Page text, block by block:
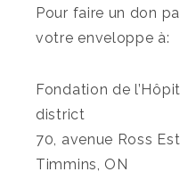
Pour faire un don
votre enveloppe à:
Fondation de
district
70, avenue Ross Est
Timmins, ON